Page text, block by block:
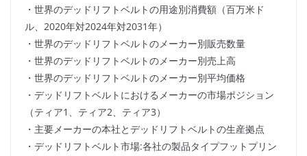
・世界のデッドリフトベルトの用途別消費額（百万米ド
ル、2020年対2024年対2031年）
・世界のデッドリフトベルトのメーカー別販売数量
・世界のデッドリフトベルトのメーカー別売上高
・世界のデッドリフトベルトのメーカー別平均価格
・デッドリフトベルトにおけるメーカーの市場ポジション
（ティア1、ティア2、ティア3）
・主要メーカーの本社とデッドリフトベルトの生産拠点
・デッドリフトベルト市場:各社の製品タイプフットプリン